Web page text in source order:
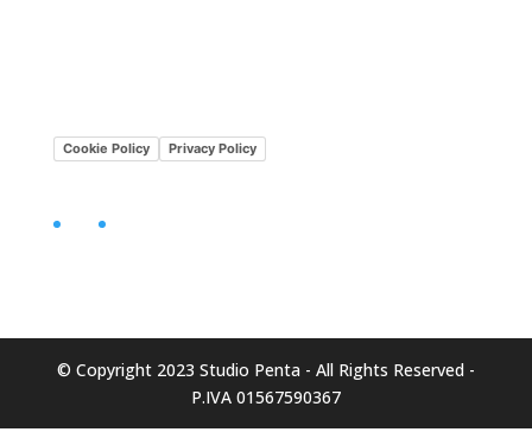
Cookie Policy Privacy Policy
Facebook
© Copyright 2023 Studio Penta - All Rights Reserved -
P.IVA 01567590367